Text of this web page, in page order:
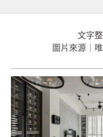
文字
圖片來源｜